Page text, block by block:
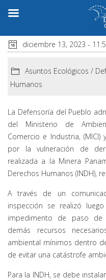
diciembre 13, 2023 -
Asuntos Ecológicos /
Humanos
La Defensoría del Pueblo
del Ministerio de
Comercio e Industria, (MICI)
por la vulneración de
realizada a la Minera
Derechos Humanos (INDH),
A través de un
inspección se realizó
impedimento de paso de
demás recursos
ambiental mínimos dentro
de evitar una catástrofe
Para la INDH, se debe